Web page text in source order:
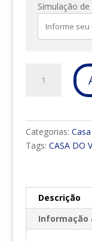
Simulação
GRANDE
DO
VOVÔ
E
QUADRADINHO
COLORIDO
Categorias:
Tags: CASA DO
Descrição
Informação